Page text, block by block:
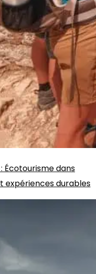
: Écotourisme dans
expériences durables